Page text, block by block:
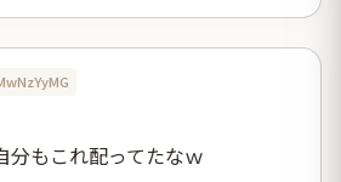
分もこれ配ってたなｗ